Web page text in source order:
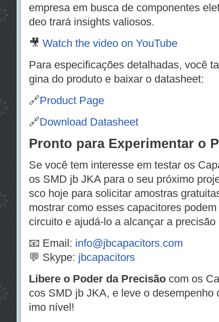
empresa em busca de componentes
deo trará insights valiosos.
🎥 Watch the video on YouTube
Para especificações detalhadas, você
gina do produto e baixar o datasheet:
🔗Product Page
🔗Download Datasheet
Pronto para Experimentar o
Se você tem interesse em testar os
os SMD jb JKA para o seu próximo
sco hoje para solicitar amostras
mostrar como esses capacitores
circuito e ajudá-lo a alcançar a
📧 Email: info@jbcapacitors.com
💬 Skype: jbcapacitors
Libere o Poder da Precisãocom os
cos SMD jb JKA, e leve o desempenho
imo nível!